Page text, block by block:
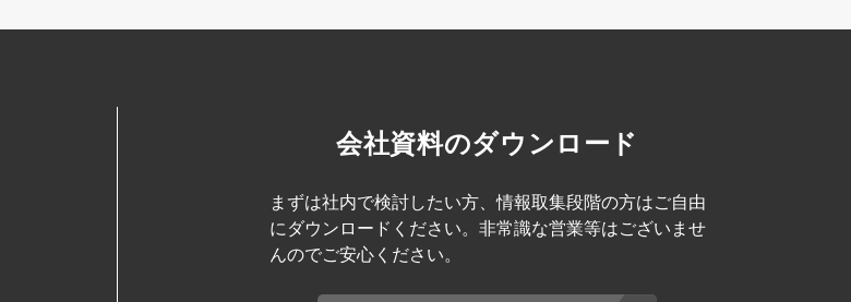
会社資料のダウンロード
まずは社内で検討したい方、情報取集段階の方はご自由
にダウンロードください。非常識な営業等はございませ
んのでご安心ください。